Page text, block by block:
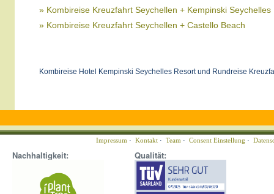
» Kombireise Kreuzfahrt Seychellen + Kempinski Seychelles
» Kombireise Kreuzfahrt Seychellen + Castello Beach
Kombireise Hotel Kempinski Seychelles Resort und Rundreise
Impressum · Kontakt · Team · Consent Einstellung ·
Nachhaltigkeit: Qualität: